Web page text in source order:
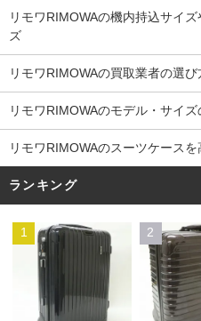
リモワRIMOWAの機内持込サイ
ズ
リモワRIMOWAの買取業者の選び
リモワRIMOWAのモデル・サイ
リモワRIMOWAのスーツケース
ランキング
1 2